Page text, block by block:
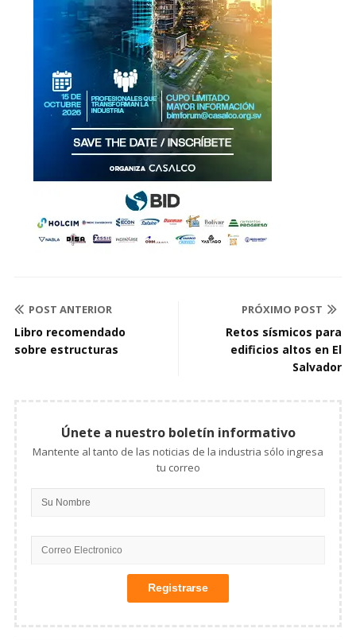
POST ANTERIOR
Libro recomendado
sobre estructuras
PRÓXIMO POST
Retos sísmicos para
edificios altos en El
Salvador
Únete a nuestro boletín informativo
Mantente al tanto de las noticias de la industria sólo ingresa
tu correo